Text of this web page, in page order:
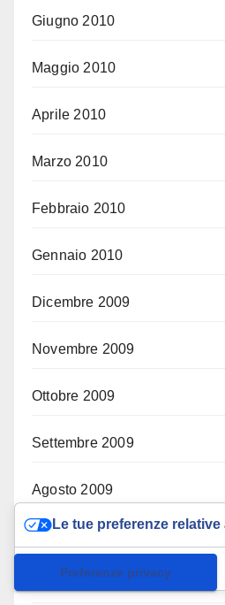
Giugno 2010
Maggio 2010
Aprile 2010
Marzo 2010
Febbraio 2010
Gennaio 2010
Dicembre 2009
Novembre 2009
Ottobre 2009
Settembre 2009
Agosto 2009
Luglio 2009
Le tue preferenze relative
Informativa sulla raccolta